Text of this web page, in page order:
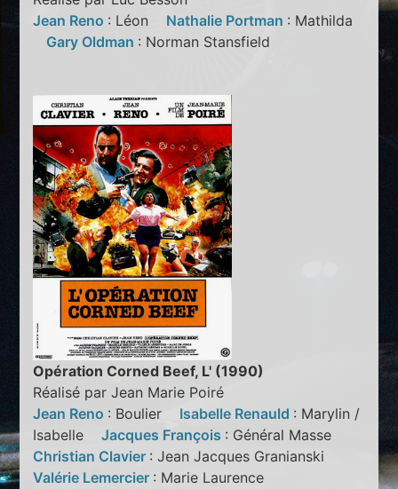
Jean Reno : Léon Nathalie Portman : Mathilda
Gary Oldman : Norman Stansfield
Opération Corned Beef, L' (1990)
Réalisé par Jean Marie Poiré
Jean Reno : Boulier Isabelle Renauld : Marylin /
IsabelleJacques François : Général Masse
Christian Clavier : Jean Jacques Granianski
Valérie Lemercier : Marie Laurence